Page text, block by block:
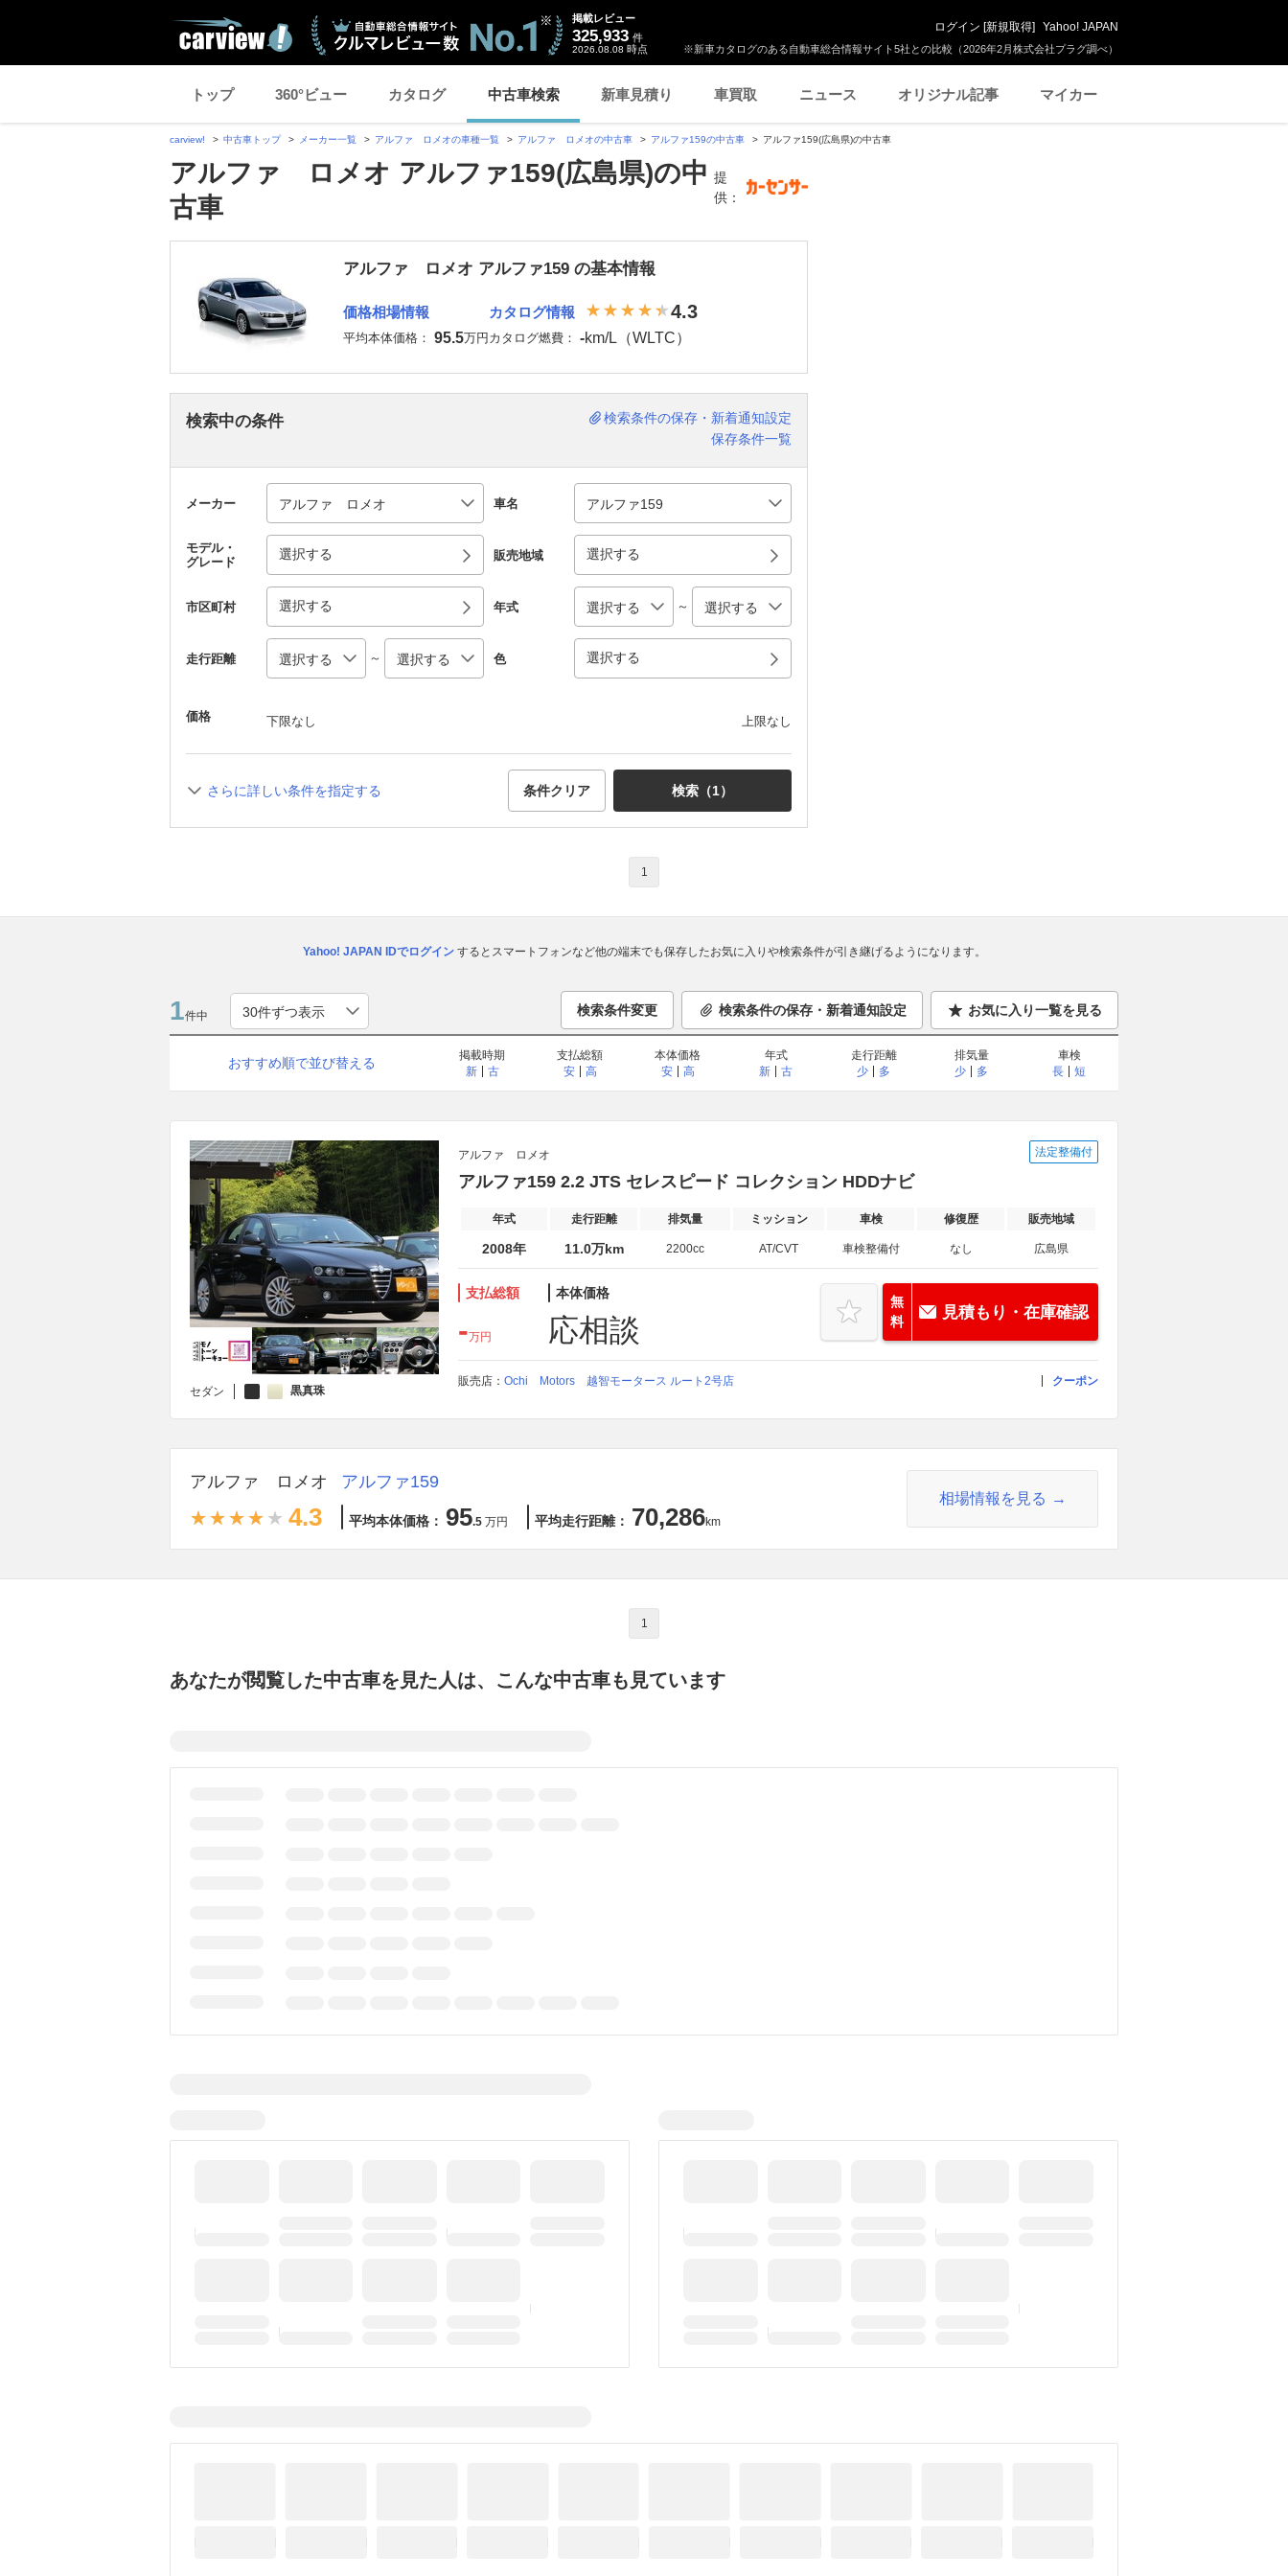
※新車カタログのある自動車総合情報サイト5社との比較（2026年2月株式会社プラグ調べ）
掲載レビュー
325,933 件
2026.08.08 時点
ログイン [新規取得] Yahoo! JAPAN
トップ 360°ビュー カタログ 中古車検索 新車見積り 車買取 ニュース オリジナル記事 マイカー
carview! 中古車トップ メーカー一覧 アルファ ロメオの車種一覧 アルファ ロメオの中古車 アルファ159の中古車 アルファ159(広島県)の中古車
アルファ ロメオ アルファ159(広島県)の中
古車
提
供：
アルファ ロメオ アルファ159 の基本情報
価格相場情報
平均本体価格： 95.5万円
カタログ情報 4.3
カタログ燃費： -km/L（WLTC）
検索中の条件
検索条件の保存・新着通知設定
保存条件一覧
メーカー 車名
モデル・
グレード
選択する 販売地域 選択する
市区町村 選択する 年式 ～
走行距離 ～ 色 選択する
価格 下限なし 上限なし
さらに詳しい条件を指定する 条件クリア 検索（1）
1
Yahoo! JAPAN IDでログインするとスマートフォンなど他の端末でも保存したお気に入りや検索条件が引き継げるようになります。
1件中 検索条件変更 検索条件の保存・新着通知設定 お気に入り一覧を見る
おすすめ順で並び替える
掲載時期
新
古
支払総額
安
高
本体価格
安
高
年式
新
古
走行距離
少
多
排気量
少
多
車検
長
短
セダン 黒真珠
アルファ ロメオ 法定整備付
アルファ159 2.2 JTS セレスピード コレクション HDDナビ
年式 走行距離 排気量 ミッション 車検 修復歴 販売地域
2008年 11.0万km 2200cc AT/CVT 車検整備付 なし 広島県
支払総額
-万円
本体価格
応相談
無
料
見積もり・在庫確認
販売店： Ochi Motors 越智モータース ルート2号店 クーポン
アルファ ロメオ アルファ159
4.3 平均本体価格： 95.5 万円 平均走行距離： 70,286km
相場情報を見る
1
あなたが閲覧した中古車を見た人は、こんな中古車も見ています